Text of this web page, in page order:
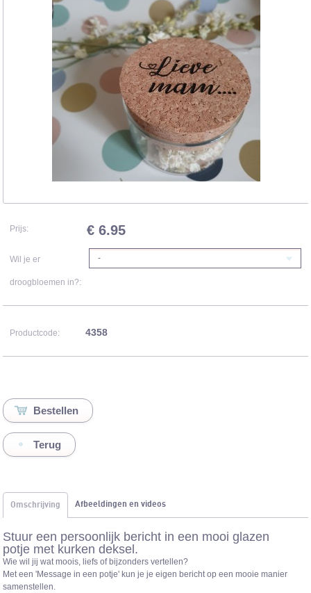
Prijs: € 6.95
Wil je er
droogbloemen in?:
-
Productcode: 4358
Terug
Omschrijving Afbeeldingen en videos
Stuur een persoonlijk bericht in een mooi glazen
potje met kurken deksel.
Wie wil jij wat moois, liefs of bijzonders vertellen?
Met een 'Message in een potje' kun je je eigen bericht op een mooie manier
samenstellen.